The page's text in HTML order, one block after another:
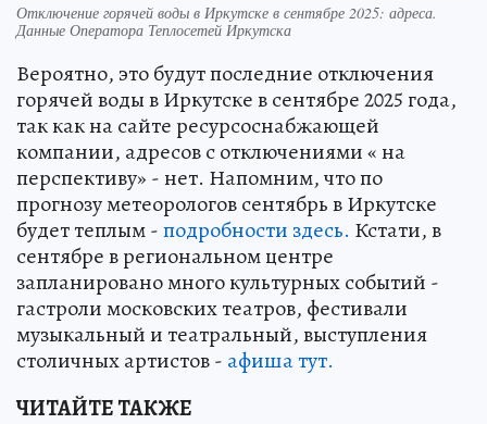
Отключение горячей воды в Иркутске в сентябре 2025: адреса.
Данные Оператора Теплосетей Иркутска
Вероятно, это будут последние отключения
горячей воды в Иркутске в сентябре 2025 года,
так как на сайте ресурсоснабжающей
компании, адресов с отключениями « на
перспективу» - нет. Напомним, что по
прогнозу метеорологов сентябрь в Иркутске
будет теплым -подробности здесь. Кстати, в
сентябре в региональном центре
запланировано много культурных событий -
гастроли московских театров, фестивали
музыкальный и театральный, выступления
столичных артистов - афиша тут.
ЧИТАЙТЕ ТАКЖЕ